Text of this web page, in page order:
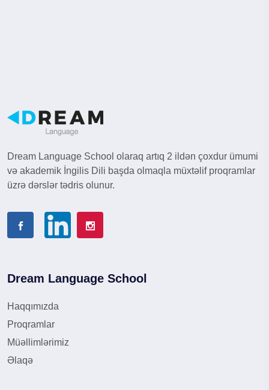
Dream Language School olaraq artıq 2 ildən çoxdur ümumi
və akademik İngilis Dili başda olmaqla müxtəlif proqramlar
üzrə dərslər tədris olunur.
Dream Language School
Haqqımızda
Proqramlar
Müəllimlərimiz
Əlaqə